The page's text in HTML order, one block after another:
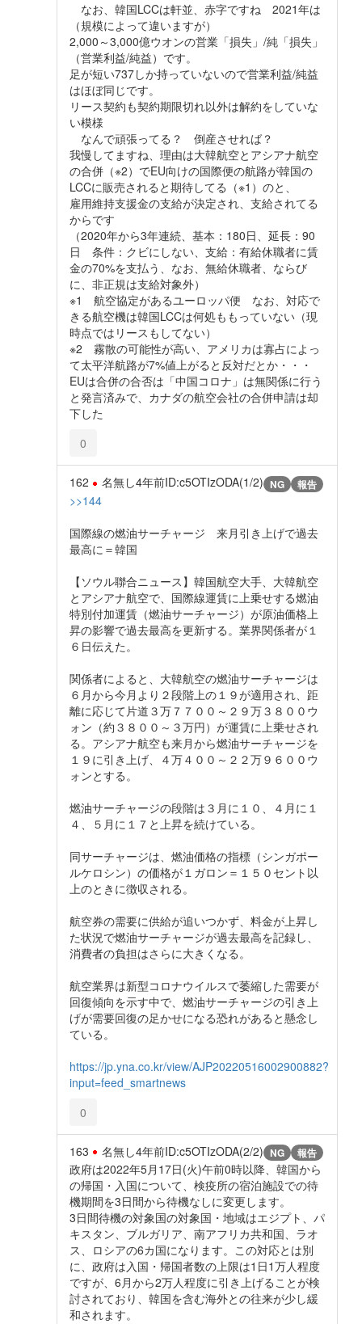
なお、韓国LCCは軒並、赤字ですね 2021年は
（規模によって違いますが）
2,000～3,000億ウオンの営業「損失」/純「損失」
（営業利益/純益）です。
足が短い737しか持っていないので営業利益/純益
はほぼ同じです。
リース契約も契約期限切れ以外は解約をしていな
い模様
なんで頑張ってる？ 倒産させれば？
我慢してますね、理由は大韓航空とアシアナ航空
の合併（※2）でEU向けの国際便の航路が韓国の
LCCに販売されると期待してる（※1）のと、
雇用維持支援金の支給が決定され、支給されてる
からです
（2020年から3年連続、基本：180日、延長：90
日 条件：クビにしない、支給：有給休職者に賃
金の70%を支払う、なお、無給休職者、ならび
に、非正規は支給対象外）
※1 航空協定があるユーロッパ便 なお、対応で
きる航空機は韓国LCCは何処ももっていない（現
時点ではリースもしてない）
※2 霧散の可能性が高い、アメリカは寡占によっ
て太平洋航路が7%値上がると反対だとか・・・
EUは合併の合否は「中国コロナ」は無関係に行う
と発言済みで、カナダの航空会社の合併申請は却
下した
0
162 名無し4年前ID:c5OTIzODA(1/2) NG 報告
>>144
国際線の燃油サーチャージ 来月引き上げで過去
最高に＝韓国
【ソウル聯合ニュース】韓国航空大手、大韓航空
とアシアナ航空で、国際線運賃に上乗せする燃油
特別付加運賃（燃油サーチャージ）が原油価格上
昇の影響で過去最高を更新する。業界関係者が１
６日伝えた。
関係者によると、大韓航空の燃油サーチャージは
６月から今月より２段階上の１９が適用され、距
離に応じて片道３万７７００～２９万３８００ウ
ォン（約３８００～３万円）が運賃に上乗せされ
る。アシアナ航空も来月から燃油サーチャージを
１９に引き上げ、４万４００～２２万９６００ウ
ォンとする。
燃油サーチャージの段階は３月に１０、４月に１
４、５月に１７と上昇を続けている。
同サーチャージは、燃油価格の指標（シンガポー
ルケロシン）の価格が１ガロン＝１５０セント以
上のときに徴収される。
航空券の需要に供給が追いつかず、料金が上昇し
た状況で燃油サーチャージが過去最高を記録し、
消費者の負担はさらに大きくなる。
航空業界は新型コロナウイルスで萎縮した需要が
回復傾向を示す中で、燃油サーチャージの引き上
げが需要回復の足かせになる恐れがあると懸念し
ている。
https://jp.yna.co.kr/view/AJP20220516002900882?
input=feed_smartnews
0
163 名無し4年前ID:c5OTIzODA(2/2) NG 報告
政府は2022年5月17日(火)午前0時以降、韓国から
の帰国・入国について、検疫所の宿泊施設での待
機期間を3日間から待機なしに変更します。
3日間待機の対象国の対象国・地域はエジプト、パ
キスタン、ブルガリア、南アフリカ共和国、ラオ
ス、ロシアの6カ国になります。この対応とは別
に、政府は入国・帰国者数の上限は1日1万人程度
ですが、6月から2万人程度に引き上げることが検
討されており、韓国を含む海外との往来が少し緩
和されます。